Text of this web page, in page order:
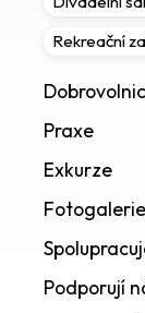
Rekreační
Praxe
Exkurze
Fotogalerie
Podporují